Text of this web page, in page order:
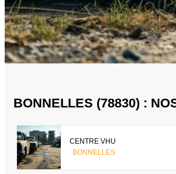
BONNELLES (78830) :
CENTRE VHU
BONNELLES